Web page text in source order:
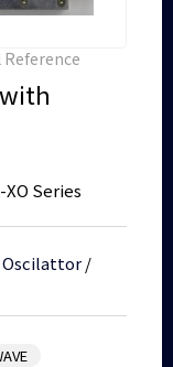
XO Series
Oscilattor/